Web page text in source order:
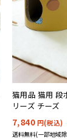
猫用品 猫用 段
リーズ チーズ
7,840 円(税込)
送料無料(一部地域